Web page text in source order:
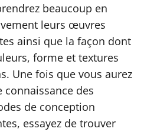
beaucoup en
leurs œuvres
ainsi que la façon dont
forme et textures
Une fois que vous aurez
des
de conception
essayez de trouver